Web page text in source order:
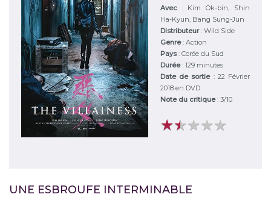
Avec : Kim Ok-bin, Shin
Ha-Kyun, Bang Sung-Jun
Distributeur: Wild Side
Genre: Action
Pays: Corée du Sud
Durée: 129 minutes
Date de sortie : 22 Février
2018 en DVD
Note du critique: 3/10
★★★★★
★★★★★
UNE ESBROUFE INTERMINABLE